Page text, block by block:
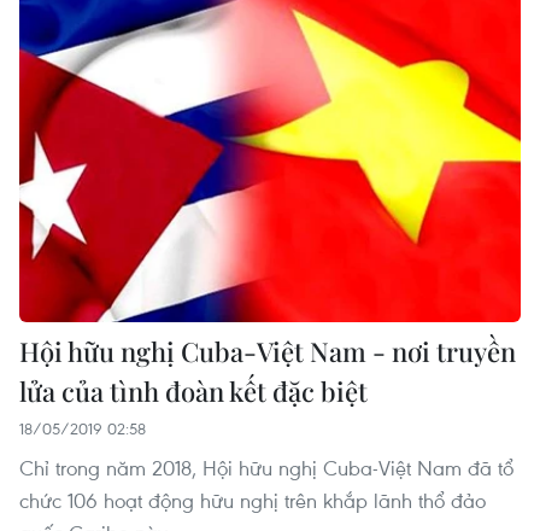
Hội hữu nghị Cuba-Việt Nam - nơi truyền
lửa của tình đoàn kết đặc biệt
18/05/2019 02:58
Chỉ trong năm 2018, Hội hữu nghị Cuba-Việt Nam đã tổ
chức 106 hoạt động hữu nghị trên khắp lãnh thổ đảo